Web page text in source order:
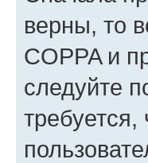
верны, то
COPPA и
следуйте